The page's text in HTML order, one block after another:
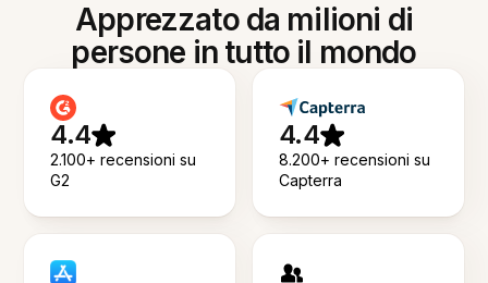
Apprezzato da milioni di
persone in tutto il mondo
4.4
2.100+ recensioni su
G2
4.4
8.200+ recensioni su
Capterra